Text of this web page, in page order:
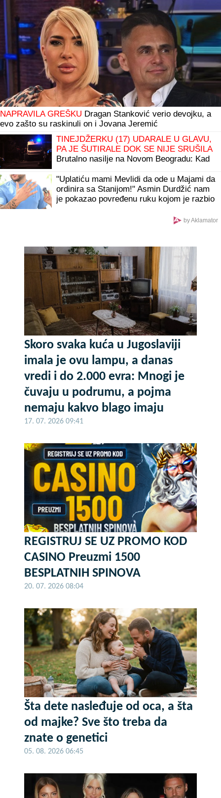
devojka bez šminke (VIDEO)
NAPRAVILA GREŠKU Dragan Stanković verio devojku, a
evo zašto su raskinuli on i Jovana Jeremić
TINEJDŽERKU (17) UDARALE U GLAVU,
PA JE ŠUTIRALE DOK SE NIJE SRUŠILA
Brutalno nasilje na Novom Beogradu: Kad
nastavile da je PONIŽAVAJU
"Uplatiću mami Mevlidi da ode u Majami da
ordinira sa Stanijom!" Asmin Durdžić nam
je pokazao povređenu ruku kojom je razbio
by Aklamator
Skoro svaka kuća u Jugoslaviji
imala je ovu lampu, a danas
vredi i do 2.000 evra: Mnogi je
čuvaju u podrumu, a pojma
nemaju kakvo blago imaju
17. 07. 2026 09:41
REGISTRUJ SE UZ PROMO KOD
CASINO Preuzmi 1500
BESPLATNIH SPINOVA
20. 07. 2026 08:04
Šta dete nasleđuje od oca, a šta
od majke? Sve što treba da
znate o genetici
05. 08. 2026 06:45